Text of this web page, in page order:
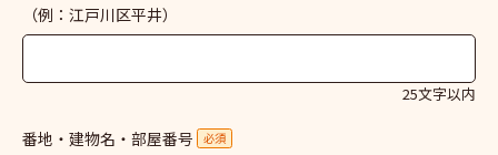
（例：江戸川区平井）
25文字以内
番地・建物名・部屋番号 必須